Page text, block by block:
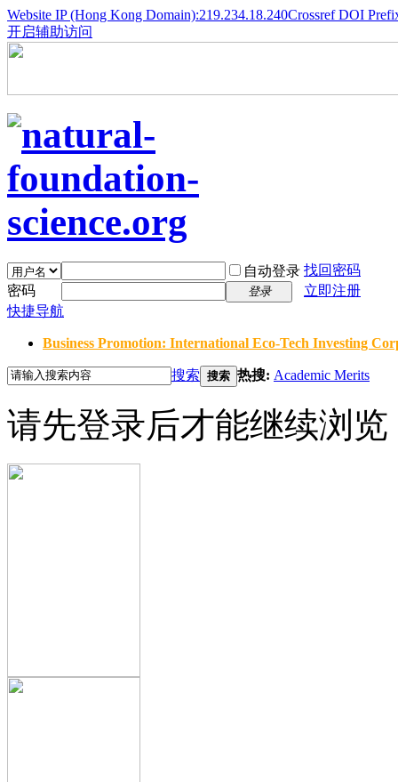
Website IP (Hong Kong Domain):219.234.18.240Crossref DOI
开启辅助访问
自动登录 找回密码
密码
登录
立即注册
快捷导航
Business Promotion: International Eco-Tech Investing
搜索 搜索 热搜: Academic Merits
请先登录后才能继续浏览